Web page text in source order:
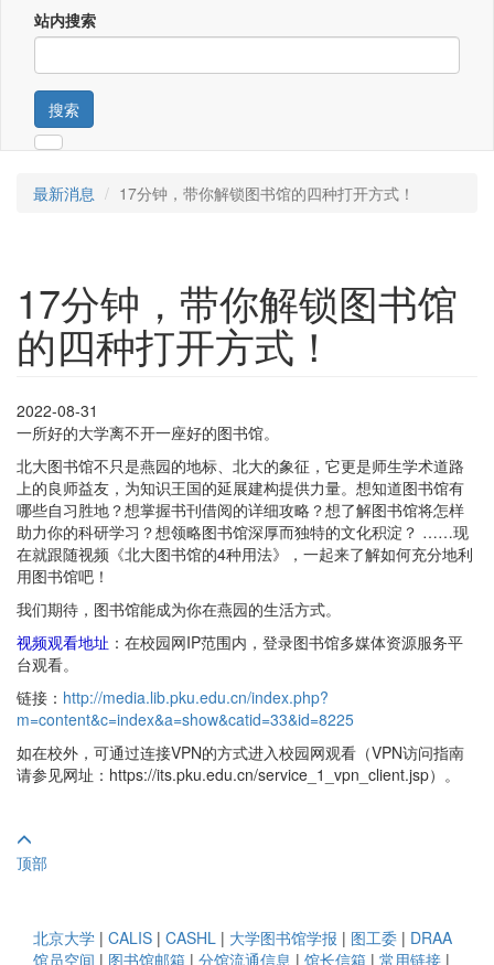
站内搜索
搜索
最新消息 17分钟，带你解锁图书馆的四种打开方式！
17分钟，带你解锁图书馆
的四种打开方式！
2022-08-31
一所好的大学离不开一座好的图书馆。
北大图书馆不只是燕园的地标、北大的象征，它更是师生学术道路
上的良师益友，为知识王国的延展建构提供力量。想知道图书馆有
哪些自习胜地？想掌握书刊借阅的详细攻略？想了解图书馆将怎样
助力你的科研学习？想领略图书馆深厚而独特的文化积淀？ ……现
在就跟随视频《北大图书馆的4种用法》，一起来了解如何充分地利
用图书馆吧！
我们期待，图书馆能成为你在燕园的生活方式。
视频观看地址 ：在校园网IP范围内，登录图书馆多媒体资源服务平
台观看。
链接： http://media.lib.pku.edu.cn/index.php?
m=content&c=index&a=show&catid=33&id=8225
如在校外，可通过连接VPN的方式进入校园网观看（VPN访问指南
请参见网址：https://its.pku.edu.cn/service_1_vpn_client.jsp）。
顶部
北京大学 | CALIS | CASHL | 大学图书馆学报 | 图工委 | DRAA
馆员空间 | 图书馆邮箱 | 分馆流通信息 | 馆长信箱 | 常用链接 |